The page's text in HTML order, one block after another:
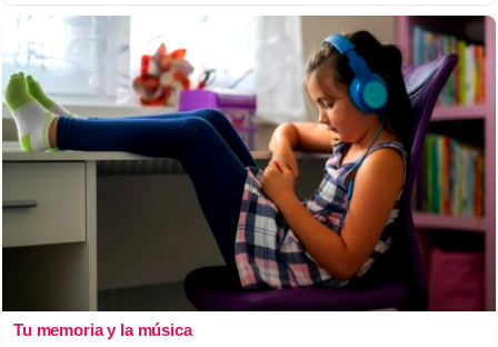
Tu memoria y la música